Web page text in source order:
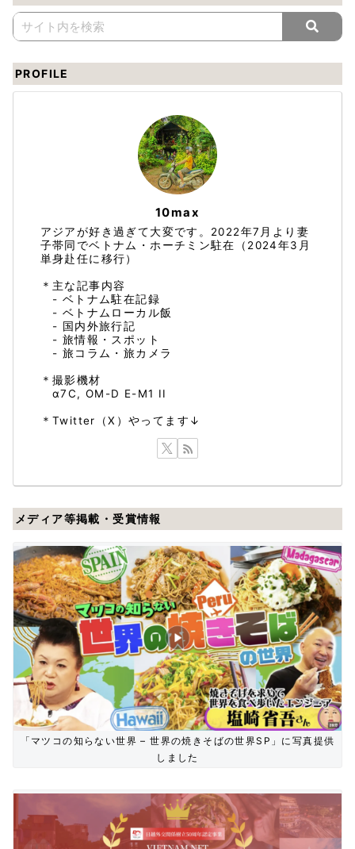
PROFILE
10max
アジアが好き過ぎて大変です。2022年7月より妻
子帯同でベトナム・ホーチミン駐在（2024年3月
単身赴任に移行）
＊主な記事内容
- ベトナム駐在記録
- ベトナムローカル飯
- 国内外旅行記
- 旅情報・スポット
- 旅コラム・旅カメラ
＊撮影機材
α7C, OM-D E-M1 II
＊Twitter（X）やってます↓
メディア等掲載・受賞情報
「マツコの知らない世界 – 世界の焼きそばの世界SP」に写真提供
しました